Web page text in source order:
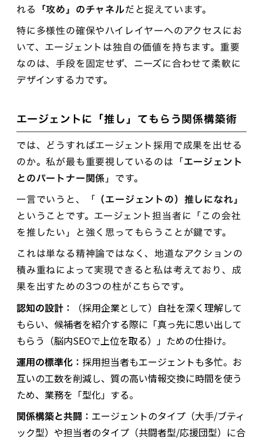
れる 「攻め」のチャネルだと捉えています。
特に多様性の確保やハイレイヤーへのアクセスにお
いて、エージェントは独自の価値を持ちます。重要
なのは、手段を固定せず、ニーズに合わせて柔軟に
デザインする力です。
エージェントに「推し」てもらう関係構築術
では、どうすればエージェント採用で成果を出せる
のか。私が最も重要視しているのは「エージェント
とのパートナー関係」です。
一言でいうと、「 （エージェントの）推しになれ」
ということです。エージェント担当者に「この会社
を推したい」と強く思ってもらうことが鍵です。
これは単なる精神論ではなく、地道なアクションの
積み重ねによって実現できると私は考えており、成
果を出すための3つの柱がこちらです。
認知の設計：
（採用企業として）自社を深く理解して
もらい、候補者を紹介する際に「真っ先に思い出して
もらう（脳内SEOで上位を取る）」ための仕掛け。
運用の標準化： 採用担当者もエージェントも多忙。お
互いの工数を削減し、質の高い情報交換に時間を使う
ため、業務を「型化」する。
関係構築と共闘： エージェントのタイプ（大手/ブティ
ック型）や担当者のタイプ（共闘者型/応援団型）に合